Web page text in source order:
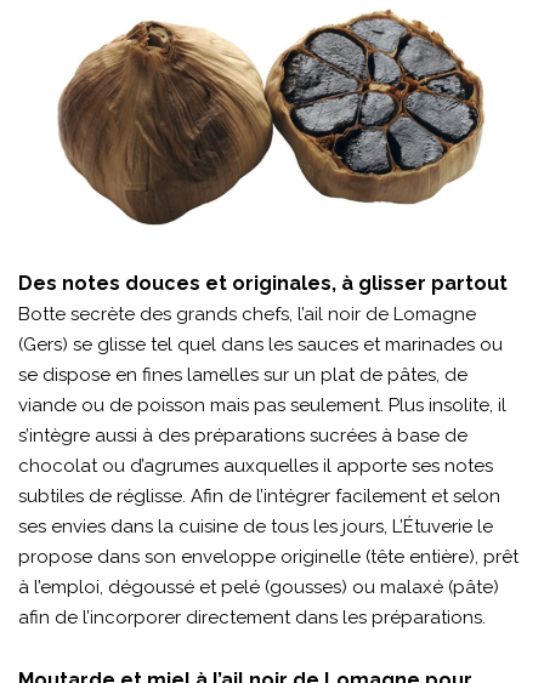
Des notes douces et originales, à glisser partout
Botte secrète des grands chefs, l’ail noir de Lomagne
(Gers) se glisse tel quel dans les sauces et marinades ou
se dispose en fines lamelles sur un plat de pâtes, de
viande ou de poisson mais pas seulement. Plus insolite, il
s’intègre aussi à des préparations sucrées à base de
chocolat ou d’agrumes auxquelles il apporte ses notes
subtiles de réglisse. Afin de l’intégrer facilement et selon
ses envies dans la cuisine de tous les jours, L’Étuverie le
propose dans son enveloppe originelle (tête entière), prêt
à l’emploi, dégoussé et pelé (gousses) ou malaxé (pâte)
afin de l’incorporer directement dans les préparations.